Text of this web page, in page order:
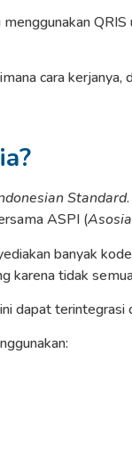
cara
Standard
ASPI (
banyak
karena tidak
dapat terintegrasi